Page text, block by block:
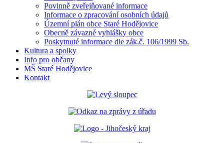
Povinně zveřejňované informace
Informace o zpracování osobních údajů
Územní plán obce Staré Hodějovice
Obecně závazné vyhlášky obce
Poskytnuté informace dle zák.č. 106/1999 Sb.
Kultura a spolky
Info pro občany
MŠ Staré Hodějovice
Kontakt